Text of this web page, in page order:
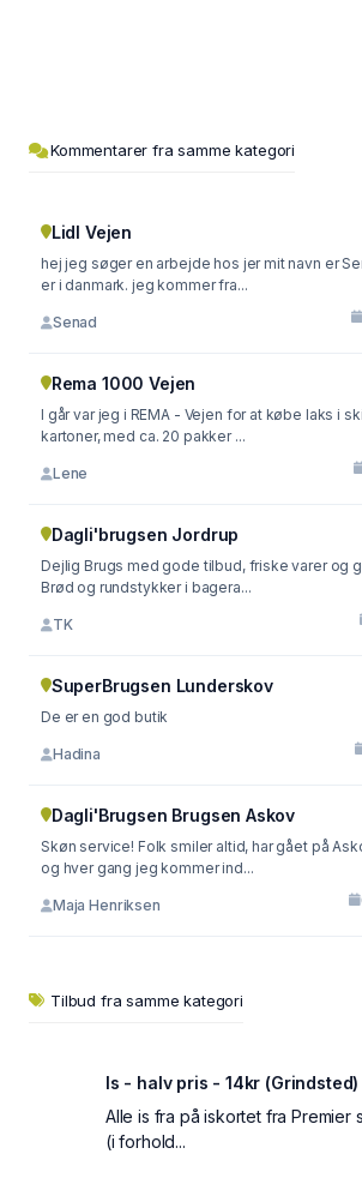
Kommentarer fra samme kategori
Lidl Vejen
hej jeg søger en arbejde hos jer mit navn er
er i danmark. jeg kommer fra...
Senad
Rema 1000 Vejen
I går var jeg i REMA - Vejen for at købe laks i
kartoner, med ca. 20 pakker ...
Lene
Dagli'brugsen Jordrup
Dejlig Brugs med gode tilbud, friske varer og
Brød og rundstykker i bagera...
TK
SuperBrugsen Lunderskov
De er en god butik
Hadina
Dagli'Brugsen Brugsen Askov
Skøn service! Folk smiler altid, har gået på
og hver gang jeg kommer ind...
Maja Henriksen
Tilbud fra samme kategori
Is - halv pris - 14kr (Grindsted)
Alle is fra på iskortet fra Premier
(i forhold...